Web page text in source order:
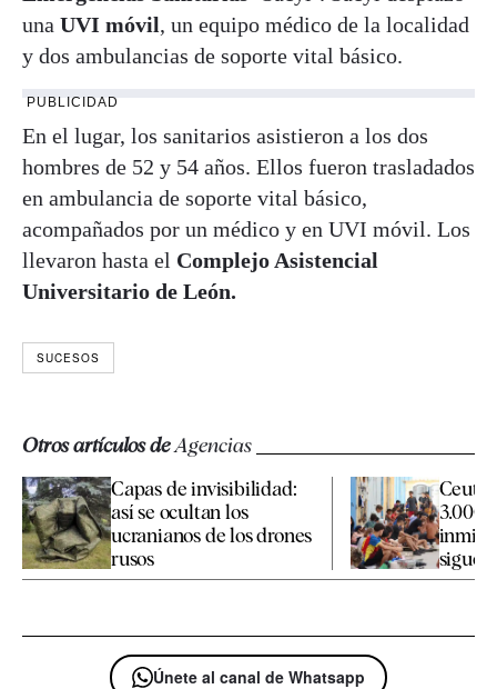
una UVI móvil, un equipo médico de la localidad
y dos ambulancias de soporte vital básico.
PUBLICIDAD
En el lugar, los sanitarios asistieron a los dos
hombres de 52 y 54 años. Ellos fueron trasladados
en ambulancia de soporte vital básico,
acompañados por un médico y en UVI móvil. Los
llevaron hasta el Complejo Asistencial
Universitario de León.
SUCESOS
Otros artículos deAgencias
Capas de invisibilidad:
así se ocultan los
ucranianos de los drones
rusos
Ceuta
3.000
Únete al canal de Whatsapp